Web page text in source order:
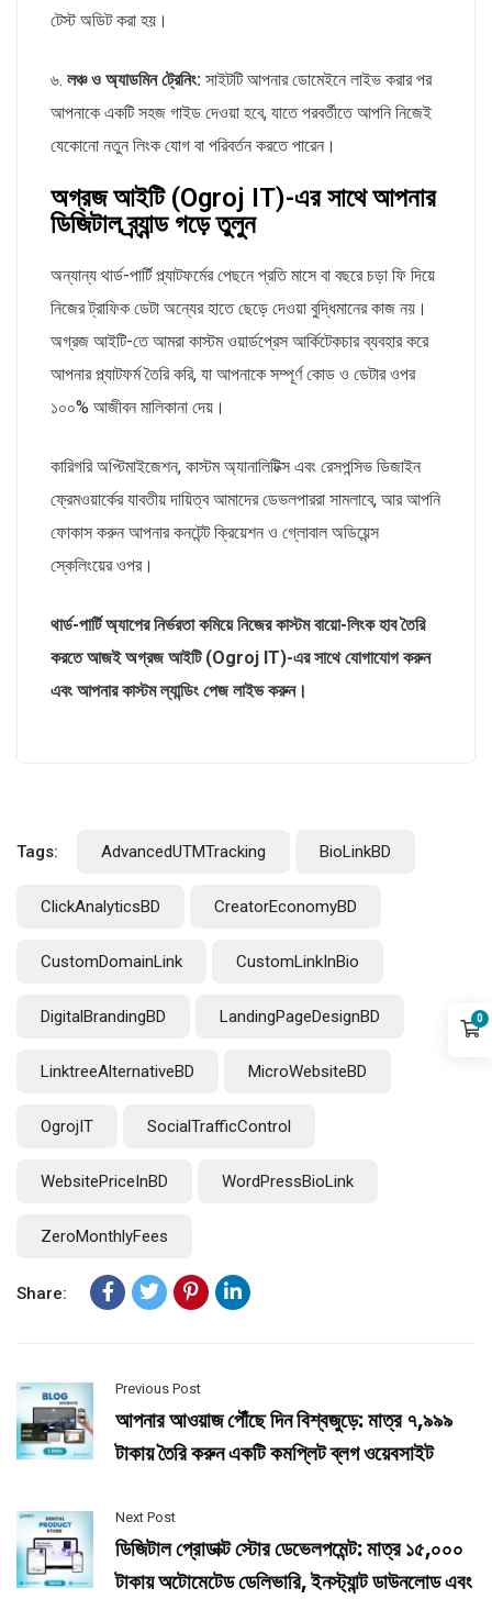
টেস্ট অডিট করা হয়।
৬. লঞ্চ ও অ্যাডমিন ট্রেনিং: সাইটটি আপনার ডোমেইনে লাইভ করার পর
আপনাকে একটি সহজ গাইড দেওয়া হবে, যাতে পরবর্তীতে আপনি নিজেই
যেকোনো নতুন লিংক যোগ বা পরিবর্তন করতে পারেন।
অগ্রজ আইটি (Ogroj IT)-এর সাথে আপনার
ডিজিটাল ব্র্যান্ড গড়ে তুলুন
অন্যান্য থার্ড-পার্টি প্ল্যাটফর্মের পেছনে প্রতি মাসে বা বছরে চড়া ফি দিয়ে
নিজের ট্রাফিক ডেটা অন্যের হাতে ছেড়ে দেওয়া বুদ্ধিমানের কাজ নয়।
অগ্রজ আইটি-তে আমরা কাস্টম ওয়ার্ডপ্রেস আর্কিটেকচার ব্যবহার করে
আপনার প্ল্যাটফর্ম তৈরি করি, যা আপনাকে সম্পূর্ণ কোড ও ডেটার ওপর
১০০% আজীবন মালিকানা দেয়।
কারিগরি অপ্টিমাইজেশন, কাস্টম অ্যানালিটিক্স এবং রেসপন্সিভ ডিজাইন
ফ্রেমওয়ার্কের যাবতীয় দায়িত্ব আমাদের ডেভলপাররা সামলাবে, আর আপনি
ফোকাস করুন আপনার কনটেন্ট ক্রিয়েশন ও গ্লোবাল অডিয়েন্স
স্কেলিংয়ের ওপর।
থার্ড-পার্টি অ্যাপের নির্ভরতা কমিয়ে নিজের কাস্টম বায়ো-লিংক হাব তৈরি
করতে আজই অগ্রজ আইটি (Ogroj IT)-এর সাথে যোগাযোগ করুন
এবং আপনার কাস্টম ল্যান্ডিং পেজ লাইভ করুন।
Tags: AdvancedUTMTracking BioLinkBD
ClickAnalyticsBD CreatorEconomyBD
CustomDomainLink CustomLinkInBio
DigitalBrandingBD LandingPageDesignBD
LinktreeAlternativeBD MicroWebsiteBD
OgrojIT SocialTrafficControl
WebsitePriceInBD WordPressBioLink
ZeroMonthlyFees
Share:
Previous Post
আপনার আওয়াজ পৌঁছে দিন বিশ্বজুড়ে: মাত্র ৭,৯৯৯
টাকায় তৈরি করুন একটি কমপ্লিট ব্লগ ওয়েবসাইট
Next Post
ডিজিটাল প্রোডাক্ট স্টোর ডেভেলপমেন্ট: মাত্র ১৫,০০০
টাকায় অটোমেটেড ডেলিভারি, ইনস্ট্যান্ট ডাউনলোড এবং
0